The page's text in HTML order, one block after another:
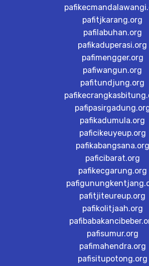
pafitjkarang.org
pafilabuhan.org
pafikaduperasi.org
pafimengger.org
pafiwangun.org
pafitundjung.org
pafikadumula.org
paficikeuyeup.org
pafikabangsana.org
paficibarat.org
pafikecgarung.org
pafitjiteureup.org
pafikolitjaah.org
pafisumur.org
pafimahendra.org
pafisitupotong.org